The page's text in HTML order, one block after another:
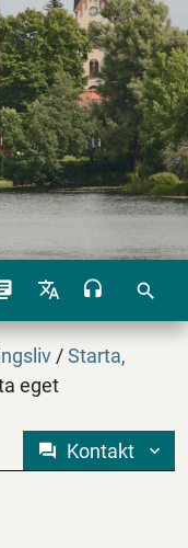
search
/ Starta,
eget
Kontakt